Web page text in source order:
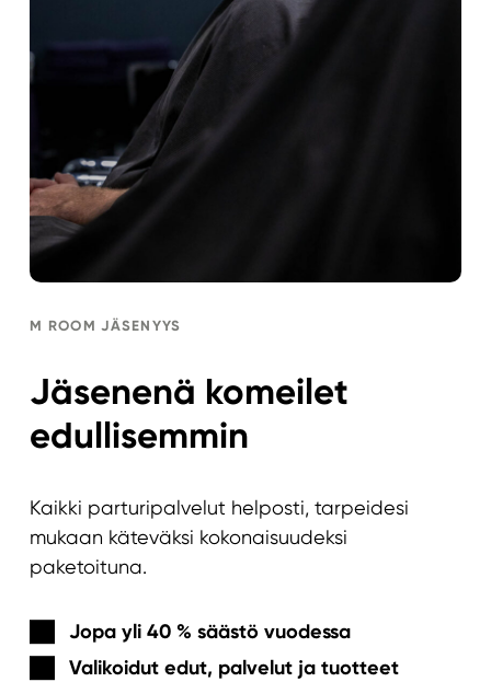
M ROOM JÄSENYYS
Jäsenenä komeilet
edullisemmin
Kaikki parturipalvelut helposti, tarpeidesi
mukaan käteväksi kokonaisuudeksi
paketoituna.
Jopa yli 40 % säästö vuodessa
Valikoidut edut, palvelut ja tuotteet